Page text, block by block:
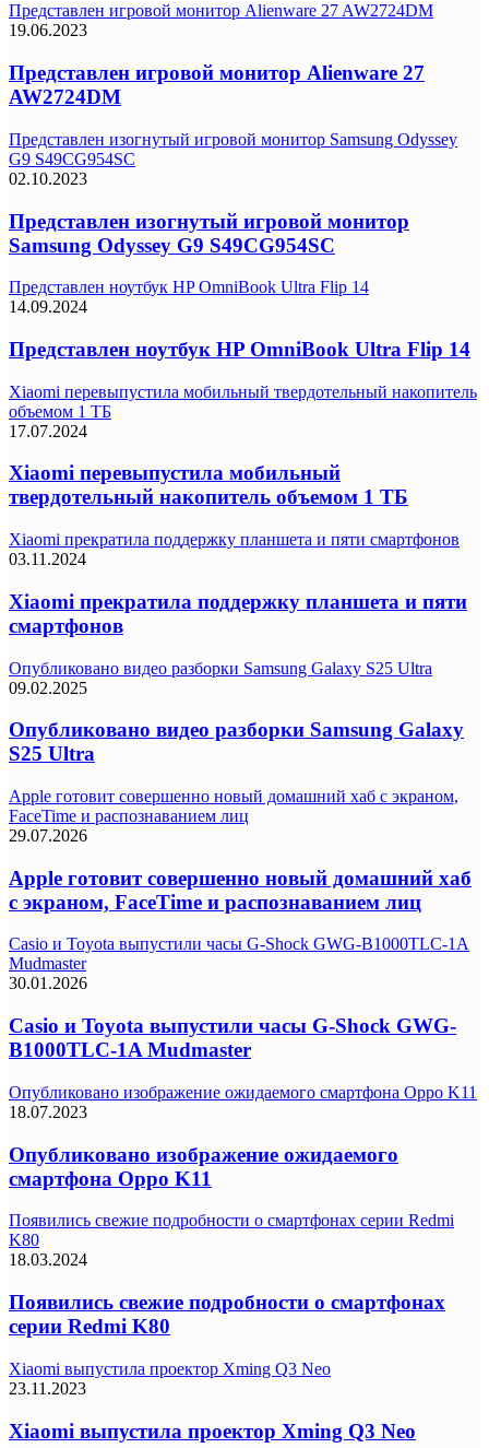
Представлен игровой монитор Alienware 27 AW2724DM
19.06.2023
Представлен игровой монитор Alienware 27
AW2724DM
Представлен изогнутый игровой монитор Samsung Odyssey
G9 S49CG954SC
02.10.2023
Представлен изогнутый игровой монитор
Samsung Odyssey G9 S49CG954SC
Представлен ноутбук HP OmniBook Ultra Flip 14
14.09.2024
Представлен ноутбук HP OmniBook Ultra Flip 14
Xiaomi перевыпустила мобильный твердотельный накопитель
объемом 1 ТБ
17.07.2024
Xiaomi перевыпустила мобильный
твердотельный накопитель объемом 1 ТБ
Xiaomi прекратила поддержку планшета и пяти смартфонов
03.11.2024
Xiaomi прекратила поддержку планшета и пяти
смартфонов
Опубликовано видео разборки Samsung Galaxy S25 Ultra
09.02.2025
Опубликовано видео разборки Samsung Galaxy
S25 Ultra
Apple готовит совершенно новый домашний хаб с экраном,
FaceTime и распознаванием лиц
29.07.2026
Apple готовит совершенно новый домашний хаб
с экраном, FaceTime и распознаванием лиц
Casio и Toyota выпустили часы G-Shock GWG-B1000TLC-1A
Mudmaster
30.01.2026
Casio и Toyota выпустили часы G-Shock GWG-
B1000TLC-1A Mudmaster
Опубликовано изображение ожидаемого смартфона Oppo K11
18.07.2023
Опубликовано изображение ожидаемого
смартфона Oppo K11
Появились свежие подробности о смартфонах серии Redmi
K80
18.03.2024
Появились свежие подробности о смартфонах
серии Redmi K80
Xiaomi выпустила проектор Xming Q3 Neo
23.11.2023
Xiaomi выпустила проектор Xming Q3 Neo